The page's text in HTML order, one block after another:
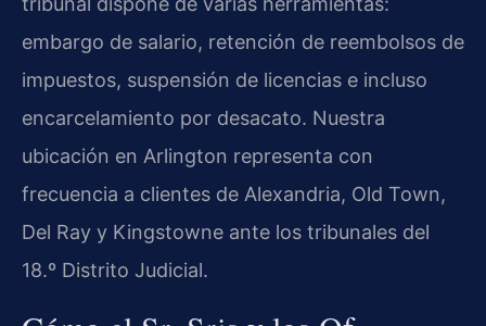
embargo de salario, retención de reembolsos de
impuestos, suspensión de licencias e incluso
encarcelamiento por desacato. Nuestra
ubicación en Arlington representa con
frecuencia a clientes de Alexandria, Old Town,
Del Ray y Kingstowne ante los tribunales del
18.º Distrito Judicial.